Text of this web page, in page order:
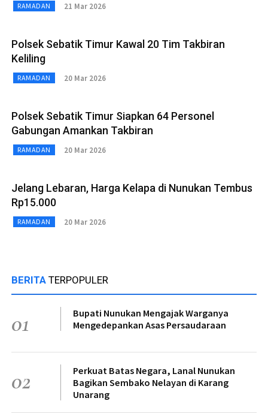
RAMADAN 21 Mar 2026
Polsek Sebatik Timur Kawal 20 Tim Takbiran
Keliling
RAMADAN 20 Mar 2026
Polsek Sebatik Timur Siapkan 64 Personel
Gabungan Amankan Takbiran
RAMADAN 20 Mar 2026
Jelang Lebaran, Harga Kelapa di Nunukan Tembus
Rp15.000
RAMADAN 20 Mar 2026
BERITA TERPOPULER
01
Bupati Nunukan Mengajak Warganya
Mengedepankan Asas Persaudaraan
02
Perkuat Batas Negara, Lanal Nunukan
Bagikan Sembako Nelayan di Karang
Unarang